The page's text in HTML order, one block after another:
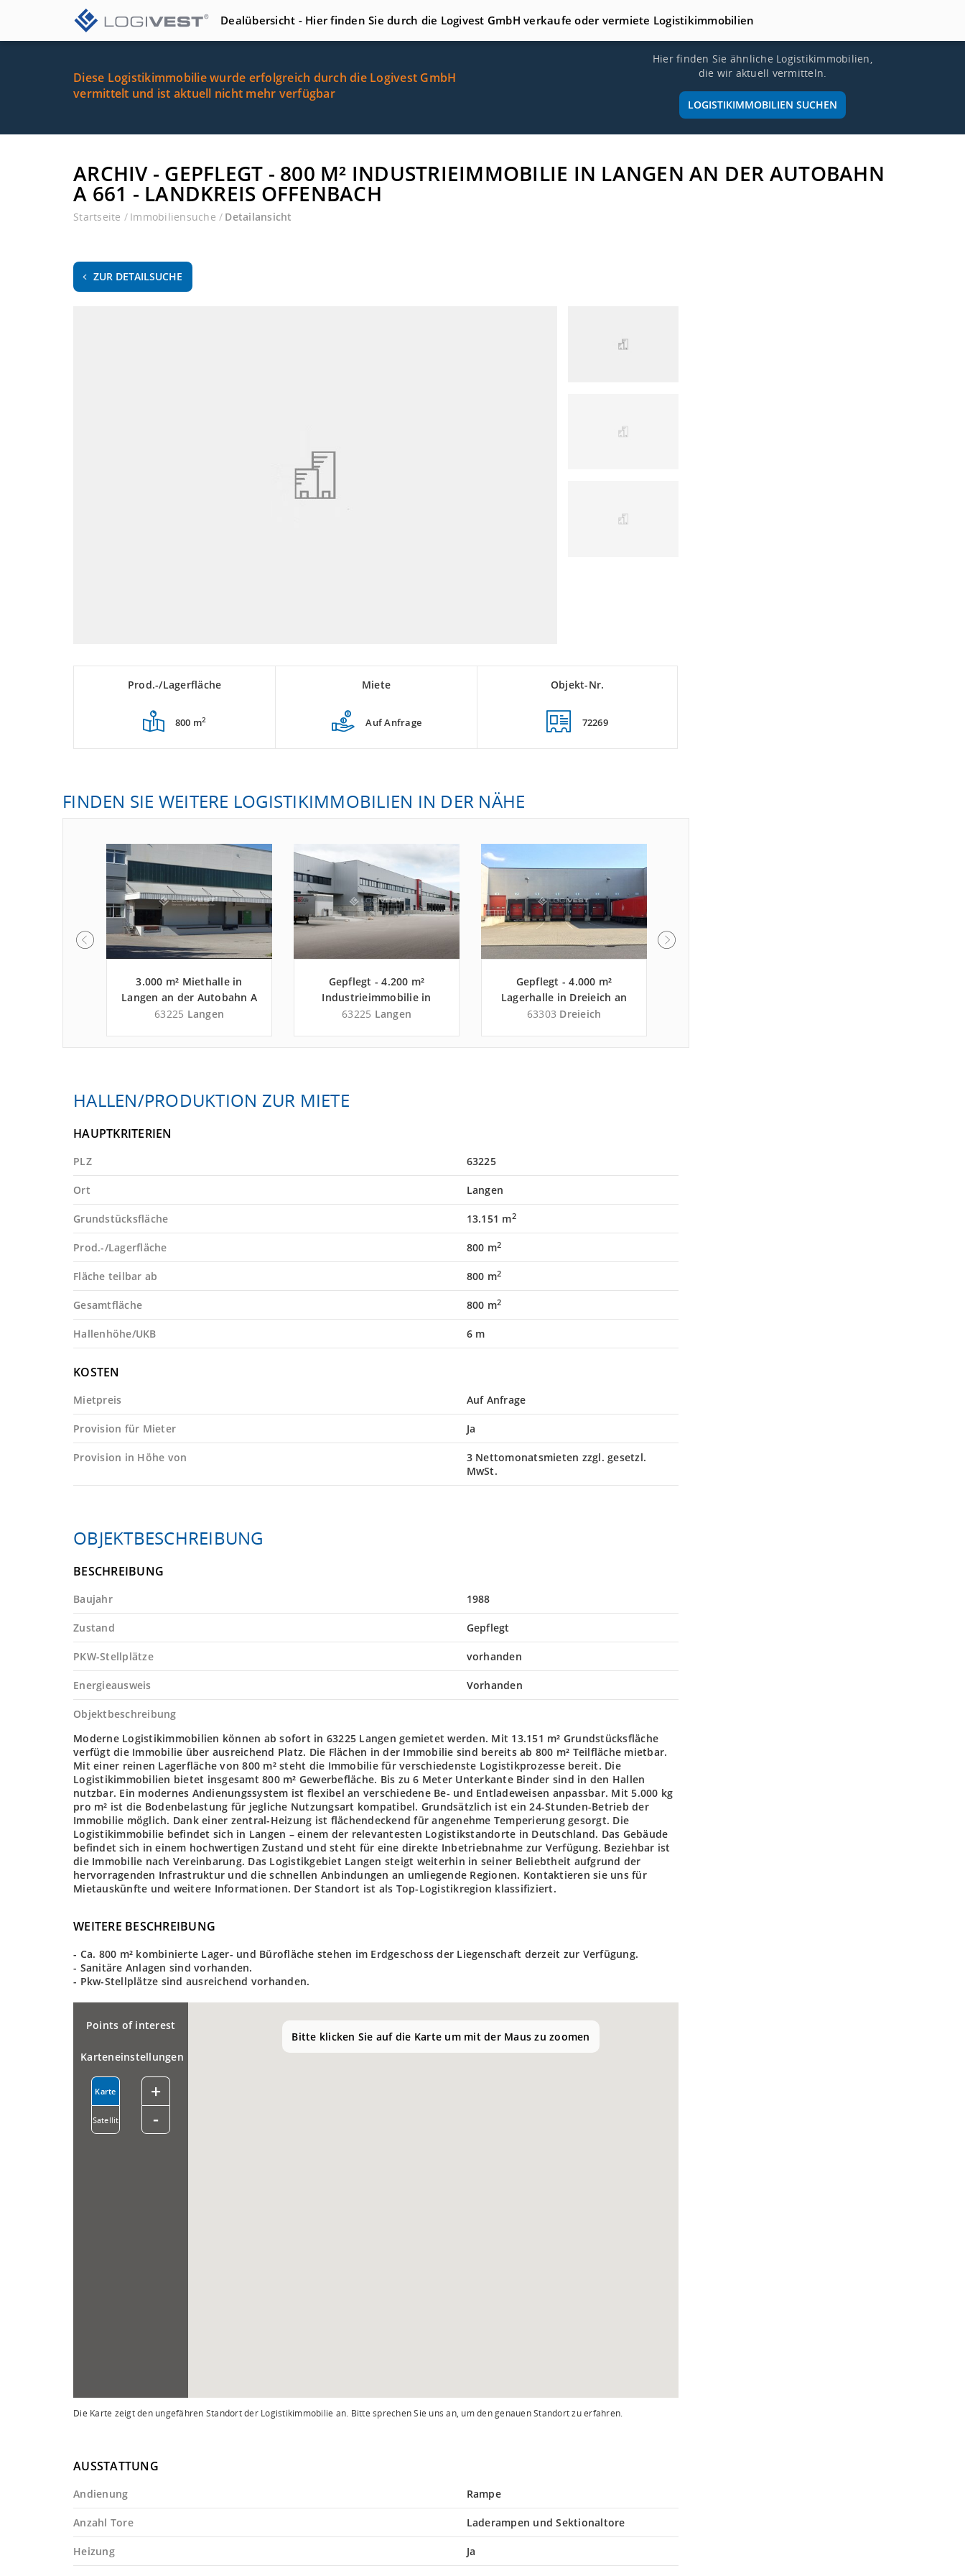
Dealübersicht - Hier finden Sie durch die Logivest GmbH verkaufe oder vermiete Logistikimmobilien
Diese Logistikimmobilie wurde erfolgreich durch die Logivest GmbH
vermittelt und ist aktuell nicht mehr verfügbar
Hier finden Sie ähnliche Logistikimmobilien,
die wir aktuell vermitteln.
LOGISTIKIMMOBILIEN SUCHEN
ARCHIV - GEPFLEGT - 800 M² INDUSTRIEIMMOBILIE IN LANGEN AN DER AUTOBAHN
A 661 - LANDKREIS OFFENBACH
Startseite / Immobiliensuche / Detailansicht
ZUR DETAILSUCHE
Prod.-/Lagerfläche
800 m2
Miete
Auf Anfrage
Objekt-Nr.
72269
FINDEN SIE WEITERE LOGISTIKIMMOBILIEN IN DER NÄHE
3.000 m² Miethalle in
Langen an der Autobahn A
661 - Landkreis Offenbach
63225 Langen
Gepflegt - 4.200 m²
Industrieimmobilie in
Langen an der Autobahn A
63225 Langen
Gepflegt - 4.000 m²
Lagerhalle in Dreieich an
der Autobahn A 661 -
63303 Dreieich
HALLEN/PRODUKTION ZUR MIETE
HAUPTKRITERIEN
PLZ 63225
Ort Langen
Grundstücksfläche 13.151 m2
Prod.-/Lagerfläche 800 m2
Fläche teilbar ab 800 m2
Gesamtfläche 800 m2
Hallenhöhe/UKB 6 m
KOSTEN
Mietpreis Auf Anfrage
Provision für Mieter Ja
Provision in Höhe von
3 Nettomonatsmieten zzgl. gesetzl.
MwSt.
OBJEKTBESCHREIBUNG
BESCHREIBUNG
Baujahr 1988
Zustand Gepflegt
PKW-Stellplätze vorhanden
Energieausweis Vorhanden
Objektbeschreibung
Moderne Logistikimmobilien können ab sofort in 63225 Langen gemietet werden. Mit 13.151 m² Grundstücksfläche
verfügt die Immobilie über ausreichend Platz. Die Flächen in der Immobilie sind bereits ab 800 m² Teilfläche mietbar.
Mit einer reinen Lagerfläche von 800 m² steht die Immobilie für verschiedenste Logistikprozesse bereit. Die
Logistikimmobilien bietet insgesamt 800 m² Gewerbefläche. Bis zu 6 Meter Unterkante Binder sind in den Hallen
nutzbar. Ein modernes Andienungssystem ist flexibel an verschiedene Be- und Entladeweisen anpassbar. Mit 5.000 kg
pro m² ist die Bodenbelastung für jegliche Nutzungsart kompatibel. Grundsätzlich ist ein 24-Stunden-Betrieb der
Immobilie möglich. Dank einer zentral-Heizung ist flächendeckend für angenehme Temperierung gesorgt. Die
Logistikimmobilie befindet sich in Langen – einem der relevantesten Logistikstandorte in Deutschland. Das Gebäude
befindet sich in einem hochwertigen Zustand und steht für eine direkte Inbetriebnahme zur Verfügung. Beziehbar ist
die Immobilie nach Vereinbarung. Das Logistikgebiet Langen steigt weiterhin in seiner Beliebtheit aufgrund der
hervorragenden Infrastruktur und die schnellen Anbindungen an umliegende Regionen. Kontaktieren sie uns für
Mietauskünfte und weitere Informationen. Der Standort ist als Top-Logistikregion klassifiziert.
WEITERE BESCHREIBUNG
- Ca. 800 m² kombinierte Lager- und Bürofläche stehen im Erdgeschoss der Liegenschaft derzeit zur Verfügung.
- Sanitäre Anlagen sind vorhanden.
- Pkw-Stellplätze sind ausreichend vorhanden.
Bitte klicken Sie auf die Karte um mit der Maus zu zoomen
Points of interest
Karteneinstellungen
Karte
Satellit
+
-
Die Karte zeigt den ungefähren Standort der Logistikimmobilie an. Bitte sprechen Sie uns an, um den genauen Standort zu erfahren.
AUSSTATTUNG
Andienung Rampe
Anzahl Tore Laderampen und Sektionaltore
Heizung Ja